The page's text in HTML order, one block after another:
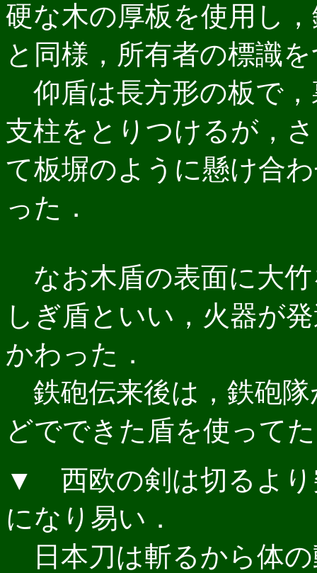
硬な木の厚板を使用し
と同様，所有者の標識
仰盾は長方形の板で
支柱をとりつけるが，
て板塀のように懸け合
った．
なお木盾の表面に大
しぎ盾といい，火器が
かわった．
鉄砲伝来後は，鉄砲
どでできた盾を使って
▼ 西欧の剣は切るより
になり易い．
日本刀は斬るから体